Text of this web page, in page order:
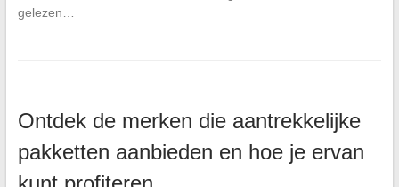
gelezen…
Ontdek de merken die aantrekkelijke
pakketten aanbieden en hoe je ervan